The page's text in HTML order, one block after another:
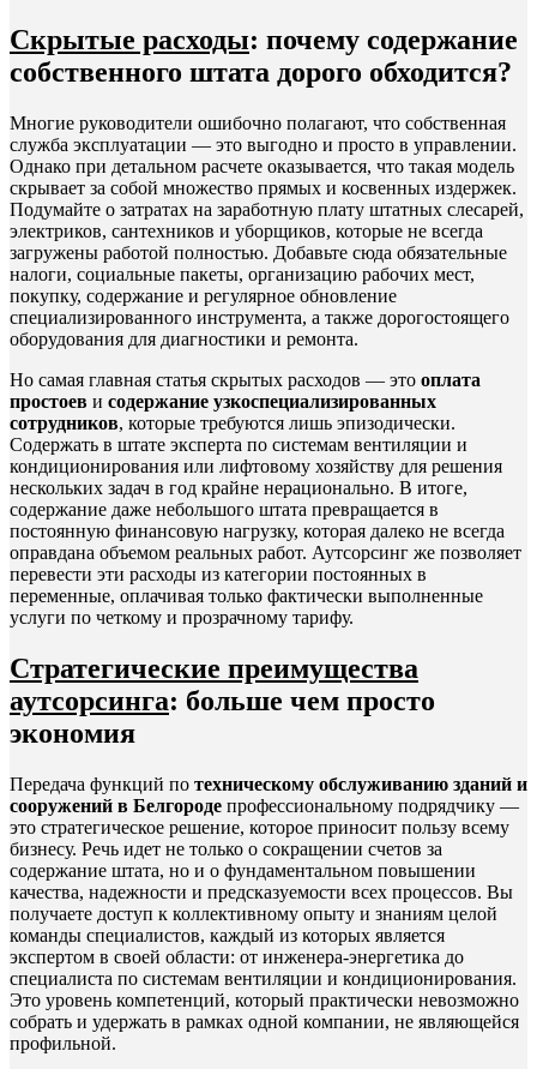
Скрытые расходы: почему содержание
собственного штата дорого обходится?
Многие руководители ошибочно полагают, что собственная
служба эксплуатации — это выгодно и просто в управлении.
Однако при детальном расчете оказывается, что такая модель
скрывает за собой множество прямых и косвенных издержек.
Подумайте о затратах на заработную плату штатных слесарей,
электриков, сантехников и уборщиков, которые не всегда
загружены работой полностью. Добавьте сюда обязательные
налоги, социальные пакеты, организацию рабочих мест,
покупку, содержание и регулярное обновление
специализированного инструмента, а также дорогостоящего
оборудования для диагностики и ремонта.
Но самая главная статья скрытых расходов — это оплата
простоев и содержание узкоспециализированных
сотрудников, которые требуются лишь эпизодически.
Содержать в штате эксперта по системам вентиляции и
кондиционирования или лифтовому хозяйству для решения
нескольких задач в год крайне нерационально. В итоге,
содержание даже небольшого штата превращается в
постоянную финансовую нагрузку, которая далеко не всегда
оправдана объемом реальных работ. Аутсорсинг же позволяет
перевести эти расходы из категории постоянных в
переменные, оплачивая только фактически выполненные
услуги по четкому и прозрачному тарифу.
Стратегические преимущества
аутсорсинга: больше чем просто
экономия
Передача функций по техническому обслуживанию зданий и
сооружений в Белгороде профессиональному подрядчику —
это стратегическое решение, которое приносит пользу всему
бизнесу. Речь идет не только о сокращении счетов за
содержание штата, но и о фундаментальном повышении
качества, надежности и предсказуемости всех процессов. Вы
получаете доступ к коллективному опыту и знаниям целой
команды специалистов, каждый из которых является
экспертом в своей области: от инженера-энергетика до
специалиста по системам вентиляции и кондиционирования.
Это уровень компетенций, который практически невозможно
собрать и удержать в рамках одной компании, не являющейся
профильной.